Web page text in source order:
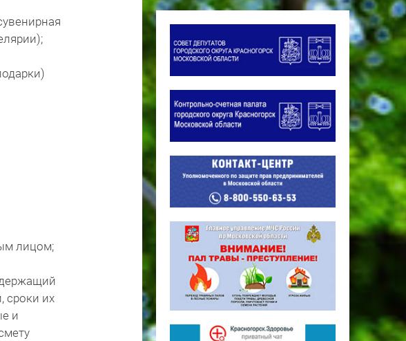
лицом;
сроки их
и